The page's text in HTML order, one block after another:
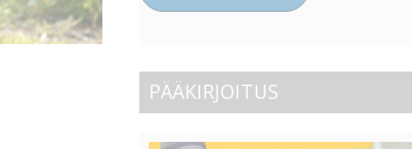
PÄÄKIRJOITUS